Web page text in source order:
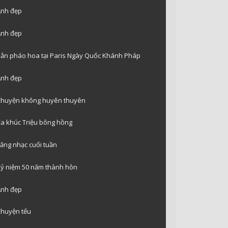
đẹp
đẹp
pháo hoa tại Paris Ngày Quốc Khánh Pháp
đẹp
không huyên thuyên
khúc Triệu bông hồng
nhạc cuối tuần
niệm 50 năm thành hôn
đẹp
tếu